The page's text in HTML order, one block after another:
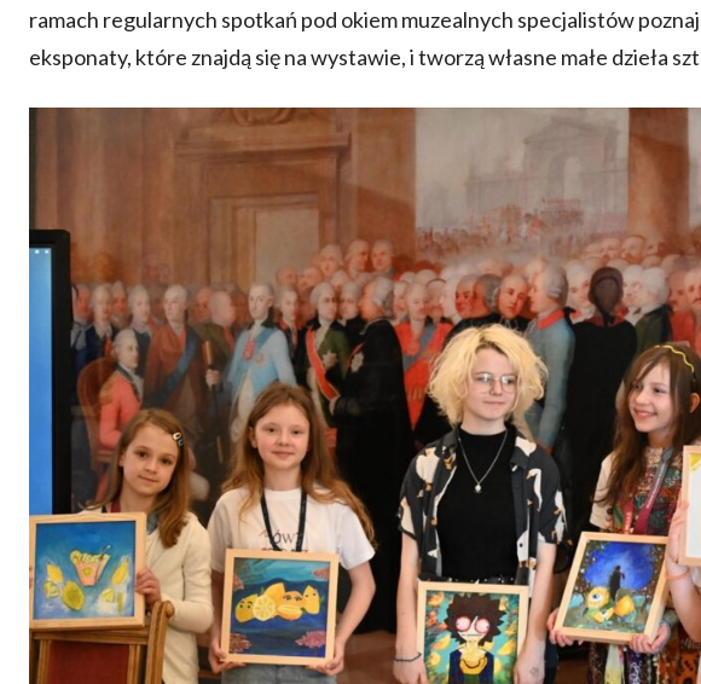
ramach regularnych spotkań pod okiem muzealnych specjalistów
eksponaty, które znajdą się na wystawie, i tworzą własne małe dzieła